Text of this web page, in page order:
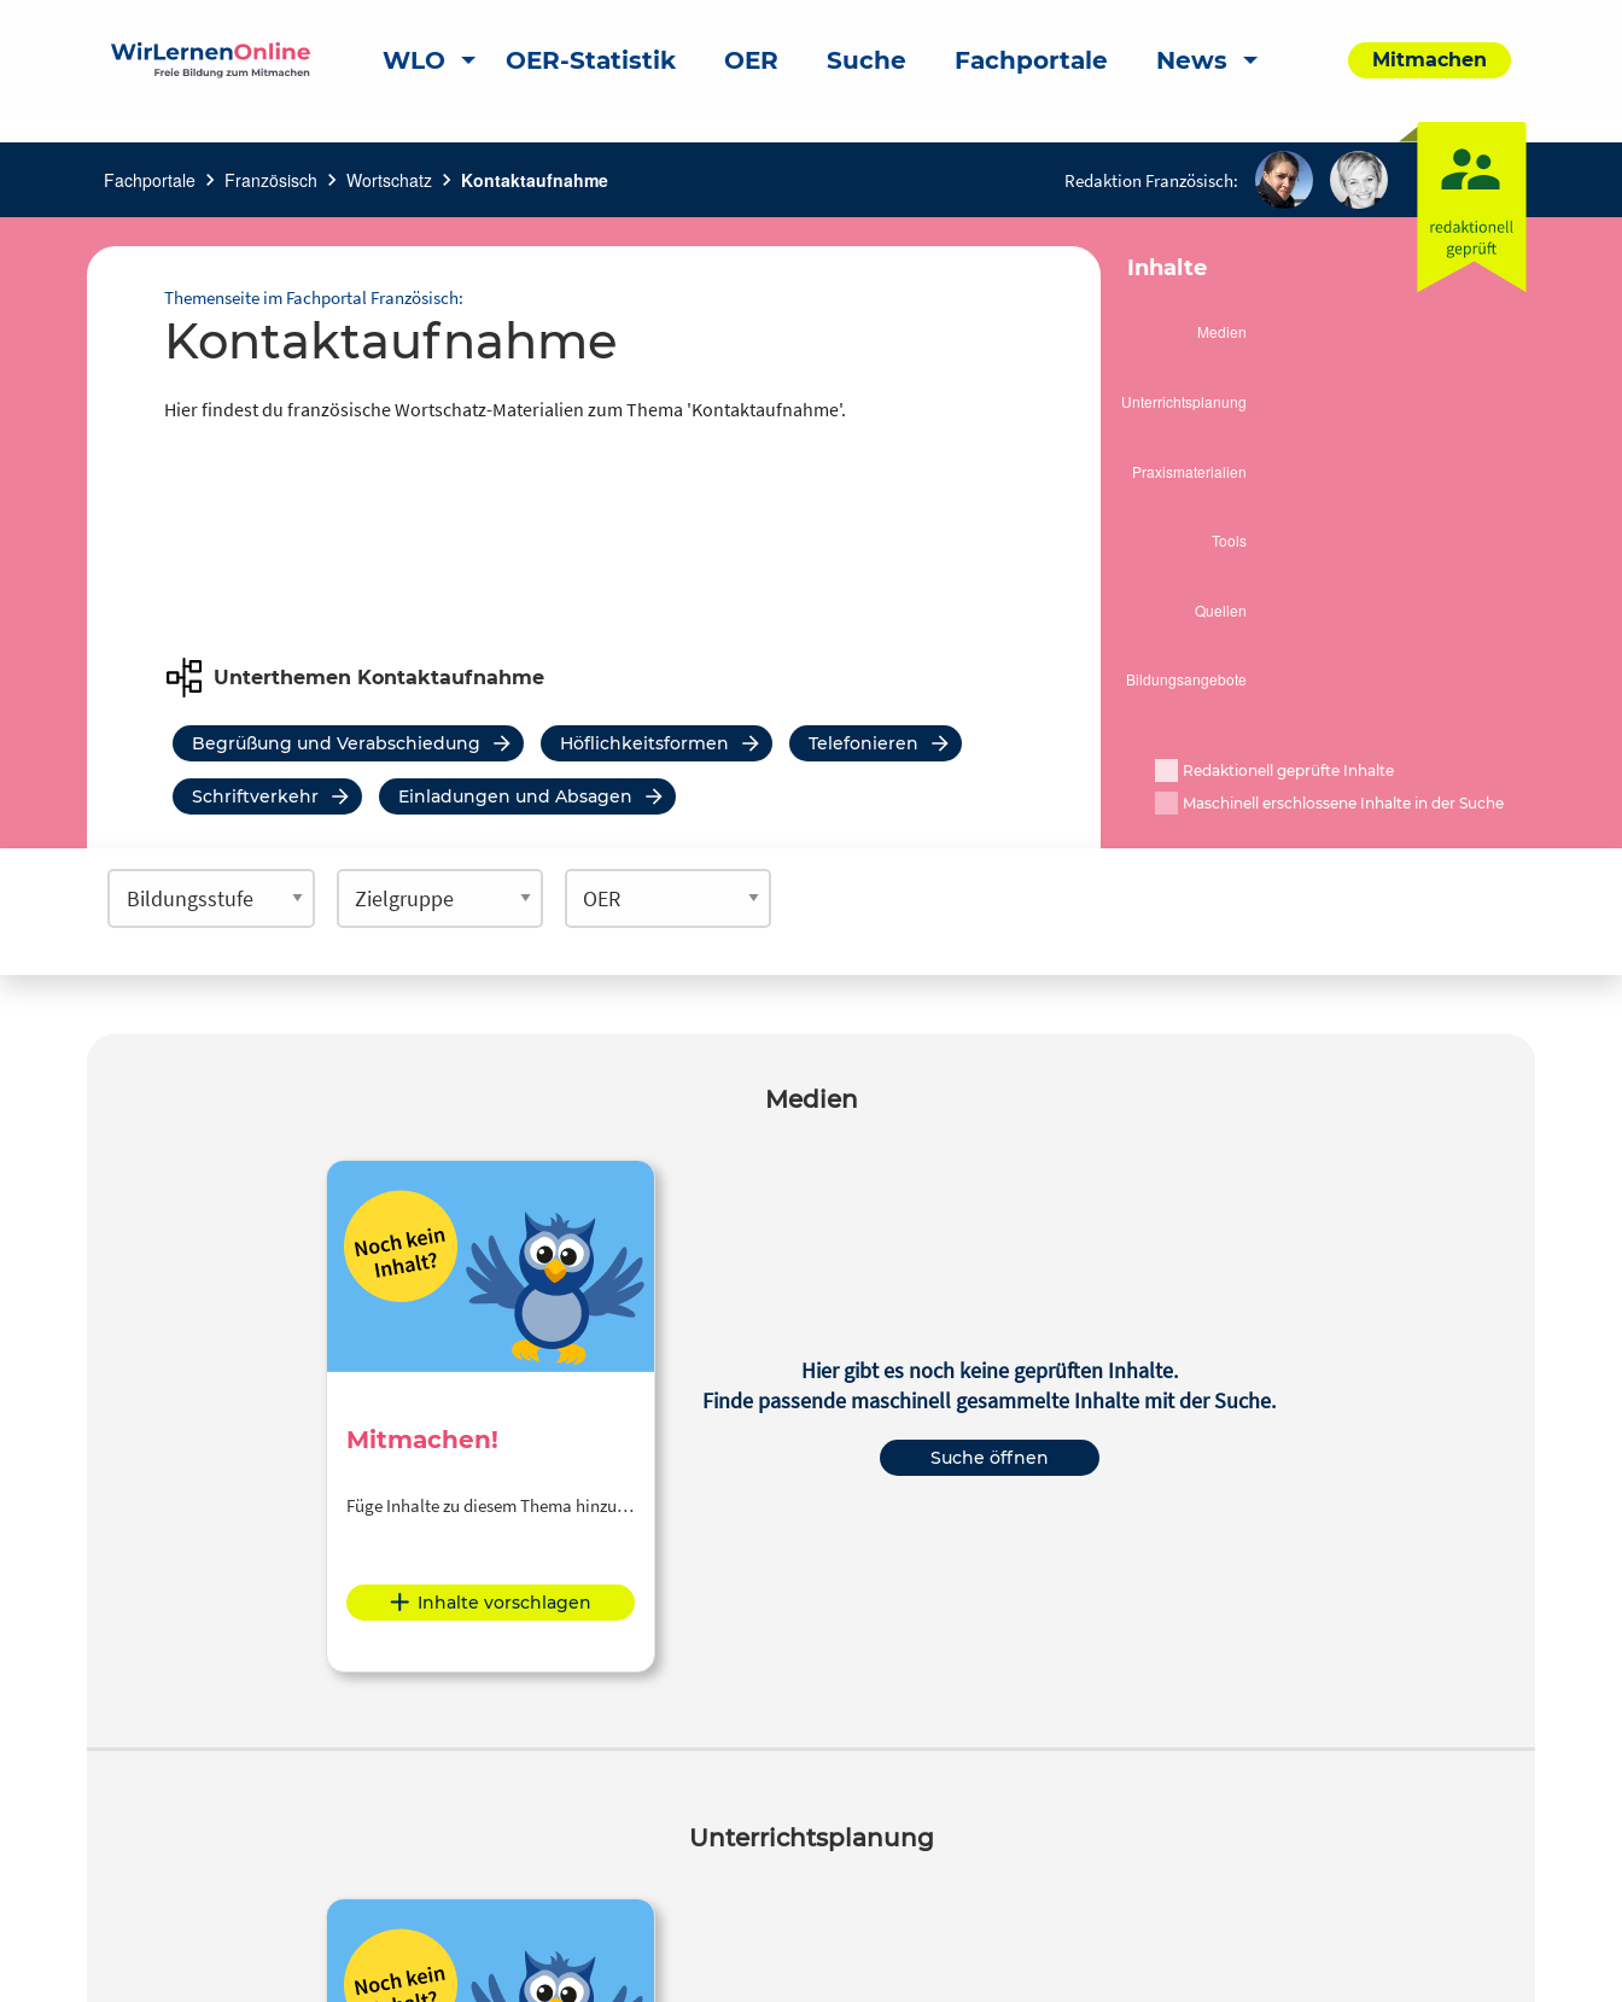
WLO OER-Statistik OER Suche Fachportale News Mitmachen
Fachportale chevron_right Französisch chevron_right Wortschatz chevron_right Kontaktaufnahme Redaktion Französisch:
Themenseite im Fachportal Französisch:
Kontaktaufnahme
Hier findest du französische Wortschatz-Materialien zum Thema 'Kontaktaufnahme'.
Unterthemen Kontaktaufnahme
Begrüßung und Verabschiedung Höflichkeitsformen Telefonieren
Schriftverkehr Einladungen und Absagen
Inhalte
Redaktionell geprüfte Inhalte
Maschinell erschlossene Inhalte in der Suche
Medien
Mitmachen!
Füge Inhalte zu diesem Thema hinzu…
Inhalte vorschlagen
Hier gibt es noch keine geprüften Inhalte.
Finde passende maschinell gesammelte Inhalte mit der Suche.
Suche öffnen
Unterrichtsplanung